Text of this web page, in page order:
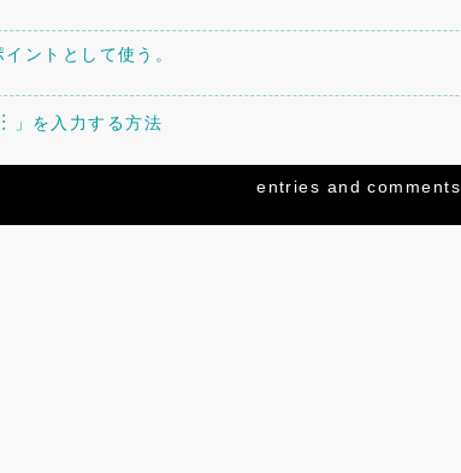
ントとして使う。
」を入力する方法
年前に作ったレイアウトを設置してみた。
entries andcomments